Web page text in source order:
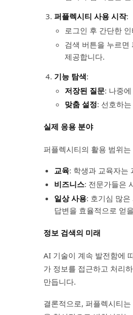
퍼플렉시티 사용 시작:
로그인 후 간단한
검색 버튼을 누르면
제공합니다.
기능 탐색:
저장된 질문: 나중
맞춤 설정: 선호하
실제 응용 분야
퍼플렉시티의 활용 범위
교육: 학생과 교육자는
비즈니스: 전문가들은
일상 사용: 호기심 많
답변을 효율적으로 얻
정보 검색의 미래
AI 기술이 계속 발전함에
가 정보를 접근하고 처리
만듭니다.
결론적으로, 퍼플렉시티